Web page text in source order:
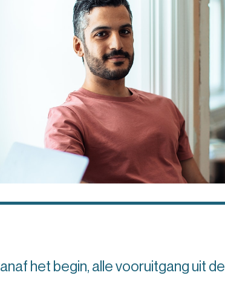
het begin, alle vooruitgang uit de